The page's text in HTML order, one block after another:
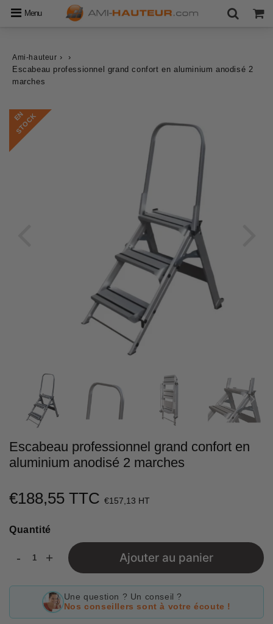
Menu
Ami-hauteur ›
›
Escabeau professionnel grand confort en aluminium anodisé 2
marches
E
N
S
T
O
C
K
Escabeau professionnel grand confort en
aluminium anodisé 2 marches
€188,55 TTC €157,13 HT
price
Quantité
- + Ajouter au panier
Une question ? Un conseil ?
Nos conseillers sont à votre écoute !